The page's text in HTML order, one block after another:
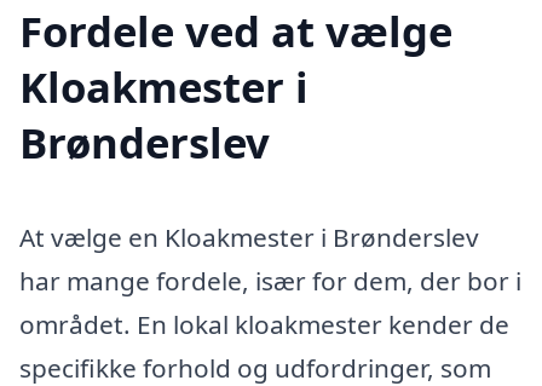
Fordele ved at vælge
Kloakmester i
Brønderslev
At vælge en Kloakmester i Brønderslev
har mange fordele, især for dem, der bor i
området. En lokal kloakmester kender de
specifikke forhold og udfordringer, som